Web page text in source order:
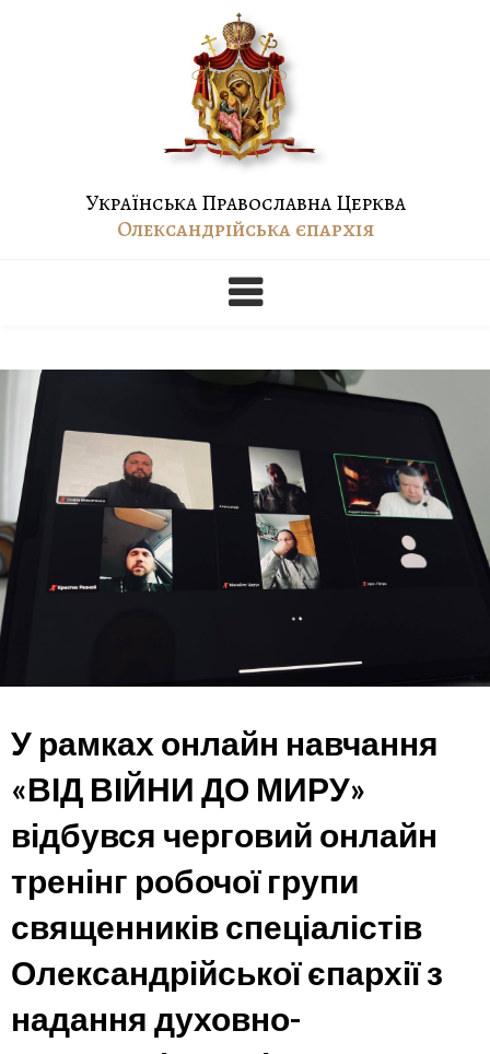
Українська Православна Церква
Олександрійська єпархія
У рамках онлайн навчання
«ВІД ВІЙНИ ДО МИРУ»
відбувся черговий онлайн
тренінг робочої групи
священників спеціалістів
Олександрійської єпархії з
надання духовно-